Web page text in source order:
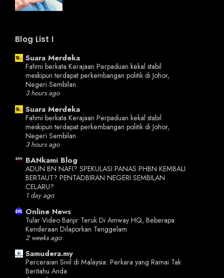
Blog List I
Suara Merdeka
Fahmi berkata Kerajaan Perpaduan kekal stabil
meskipun terdapat perkembangan politik di Johor,
Negeri Sembilan
3 hours ago
Suara Merdeka
Fahmi berkata Kerajaan Perpaduan kekal stabil
meskipun terdapat perkembangan politik di Johor,
Negeri Sembilan
3 hours ago
BANkami Blog
ADUN BN NAFI? SPEKULASI PANAS PHBN KEMBALI
BERTAUT? PENTADBIRAN NEGERI SEMBILAN
CELARU?
1 day ago
Online News
Tular Video Banjir Teruk Di Amway HQ, Beberapa
Kenderaan Dilaporkan Tenggelam
2 weeks ago
Samudera.my
Perceraian Sivil di Malaysia: Perkara yang Ramai Tak
Beritahu Anda